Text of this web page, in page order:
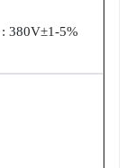
380V±1-5%